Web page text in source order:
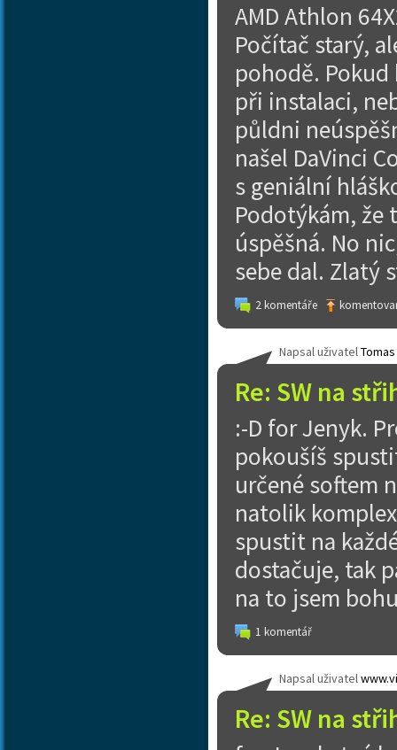
AMD Athlon
Počítač starý,
pohodě.
při instalaci,
půldni
našel DaVinci
s geniální
Podotýkám, že
úspěšná. No
sebe dal. Zlatý
2 komentáře
Re: SW na
Napsal uživatelTomas
:-D for Jenyk.
pokoušíš
určené softem
natolik
spustit na
dostačuje, tak
na to jsem
1 komentář
Re: SW na
Napsal uživatel